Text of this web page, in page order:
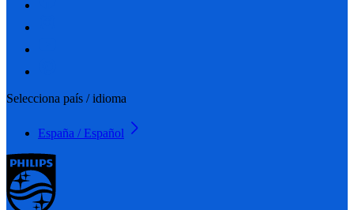
Selecciona país / idioma
España / Español